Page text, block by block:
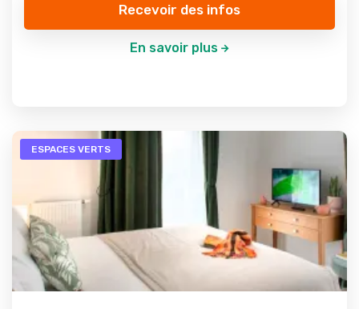
Recevoir des infos
En savoir plus
ESPACES VERTS